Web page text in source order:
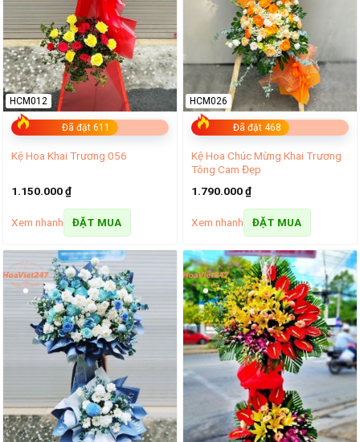
Đã đặt 611
HCM012
Kệ Hoa Khai Trương 056
1.150.000₫
Xem nhanh ĐẶT MUA
Đã đặt 468
HCM026
Kệ Hoa Chúc Mừng Khai Trương
Tông Cam Đẹp
1.790.000₫
Xem nhanh ĐẶT MUA